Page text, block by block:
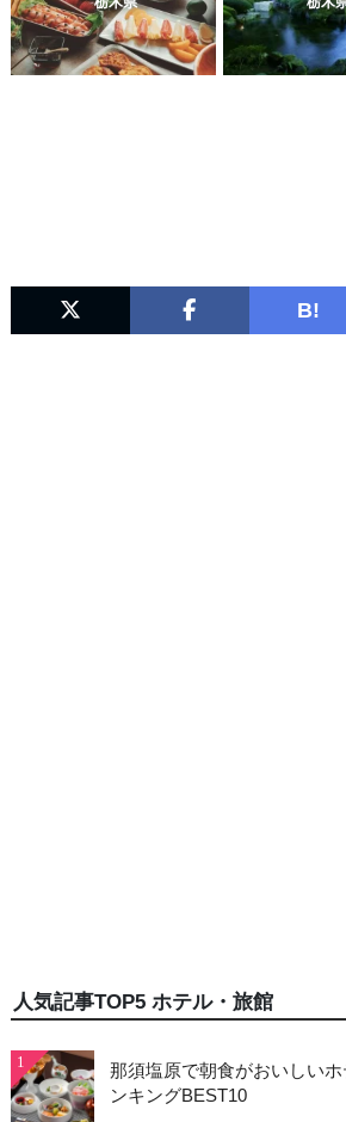
B!
人気記事TOP5 ホテル・旅館
1
那須塩原で朝食がおいしい
ンキングBEST10